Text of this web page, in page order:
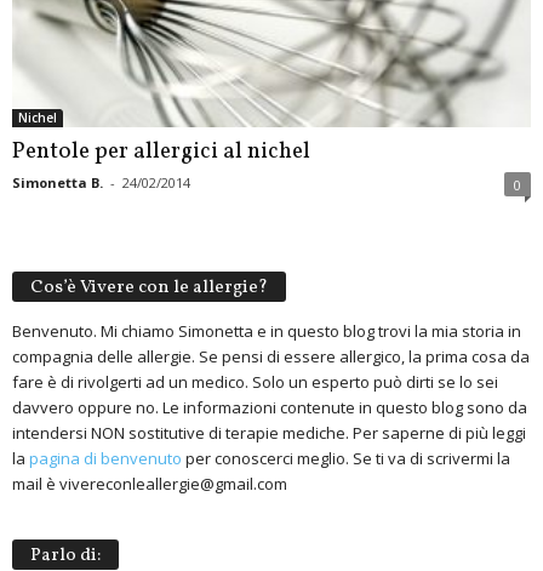
Nichel
Pentole per allergici al nichel
Simonetta B. - 24/02/2014 0
Cos’è Vivere con le allergie?
Benvenuto. Mi chiamo Simonetta e in questo blog trovi la mia storia in
compagnia delle allergie. Se pensi di essere allergico, la prima cosa da
fare è di rivolgerti ad un medico. Solo un esperto può dirti se lo sei
davvero oppure no. Le informazioni contenute in questo blog sono da
intendersi NON sostitutive di terapie mediche. Per saperne di più leggi
la pagina di benvenuto per conoscerci meglio. Se ti va di scrivermi la
mail è vivereconleallergie@gmail.com
Parlo di: